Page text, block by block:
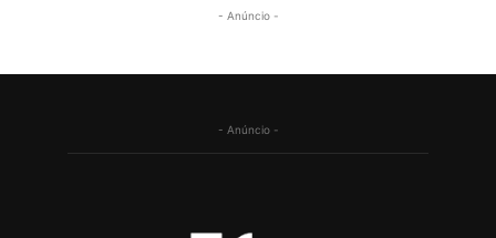
- Anúncio -
- Anúncio -